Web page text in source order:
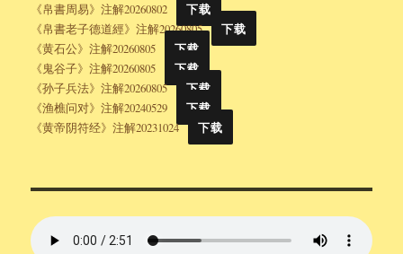
《帛書周易》注解20260802
下载
《帛書老子德道經》注解20260805
下载
《黄石公》注解20260805
下载
《鬼谷子》注解20260805
下载
《孙子兵法》注解20260805
下载
《渔樵问对》注解20240529
下载
《黄帝阴符经》注解20231024
下载